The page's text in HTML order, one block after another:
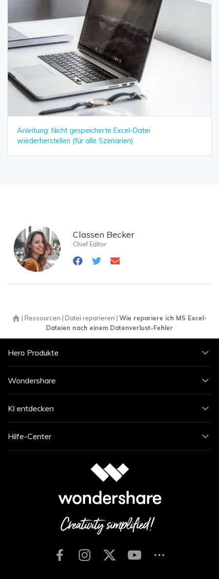
Anleitung: Nicht gespeicherte Excel-Datei
wiederherstellen (für alle Szenarien)
Classen Becker
Chief Editor
| Ressourcen | Datei reparieren | Wie repariere ich MS Excel-
Dateien nach einem Datenverlust-Fehler
Hero Produkte
Wondershare
KI entdecken
Hilfe-Center